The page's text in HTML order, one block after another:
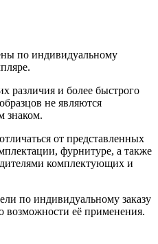
по индивидуальному
различия и более быстрого
не являются
знаком.
от представленных
фурнитуре, а также
комплектующих и
по индивидуальному заказу
возможности её применения.